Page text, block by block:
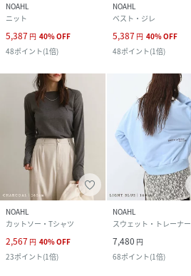
NOAHL
ニット
5,387 円 40%OFF
48ポイント(1倍)
NOAHL
ベスト・ジレ
5,387 円 40%OFF
48ポイント(1倍)
NOAHL
カットソー・Tシャツ
2,567 円 40%OFF
23ポイント(1倍)
NOAHL
スウェット・トレーナー
7,480 円
68ポイント(1倍)